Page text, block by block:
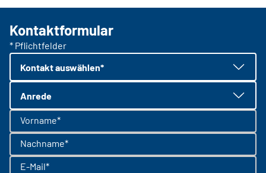
Kontaktformular
* Pflichtfelder
Kontakt auswählen*
Anrede
Vorname*
Nachname*
E-Mail*